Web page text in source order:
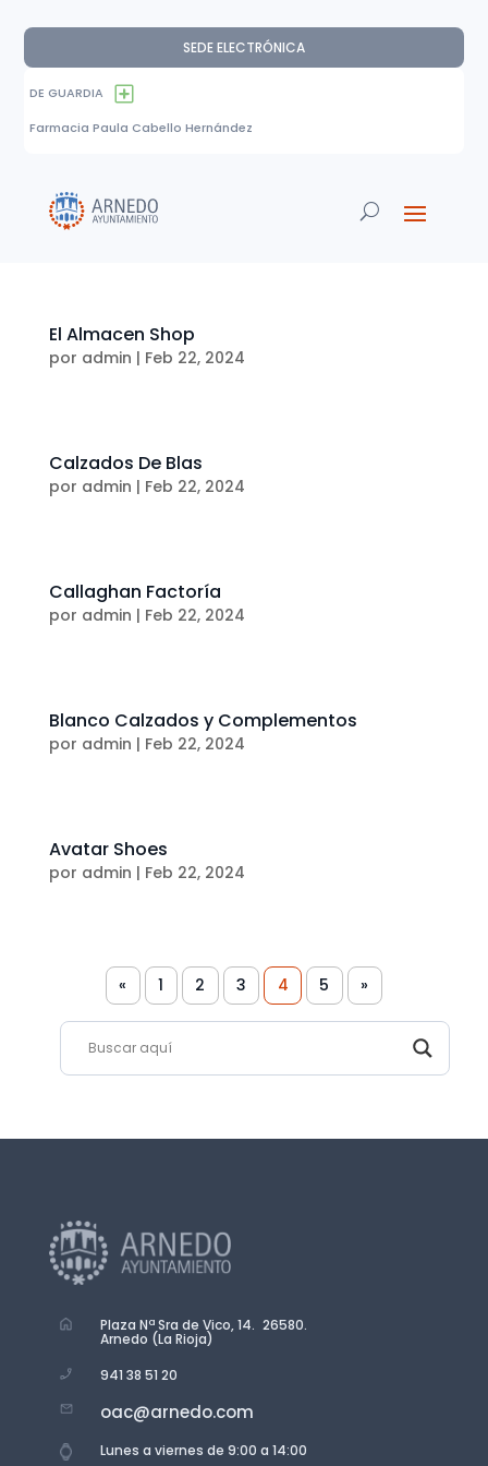
SEDE ELECTRÓNICA
DE GUARDIA
Farmacia Paula Cabello Hernández
El Almacen Shop
por admin | Feb 22, 2024
Calzados De Blas
por admin | Feb 22, 2024
Callaghan Factoría
por admin | Feb 22, 2024
Blanco Calzados y Complementos
por admin | Feb 22, 2024
Avatar Shoes
por admin | Feb 22, 2024
« 1 2 3 4 5 »
Plaza Nª Sra de Vico, 14. 26580.
Arnedo (La Rioja)
941 38 51 20
oac@arnedo.com
Lunes a viernes de 9:00 a 14:00